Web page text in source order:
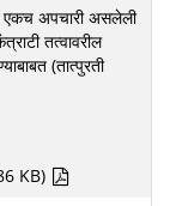
एकच अपचारी असलेली
तत्वावरील
(तात्पुरती
KB)